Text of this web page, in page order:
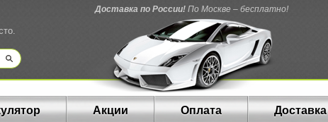
Доставка по России! По Москве – бесплатно!
Акции Оплата Доставка